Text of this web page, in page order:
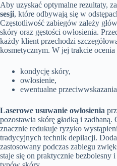
Aby uzyskać optymalne rezultaty,
sesji, które odbywają się w
Częstotliwość zabiegów zależy
skóry oraz gęstości owłosienia.
każdy klient przechodzi
kosmetycznym. W jej trakcie ocenia
kondycję skóry,
owłosienie,
ewentualne
Laserowe usuwanie owłosienia
pozostawia skórę gładką i
znacznie redukuje ryzyko
tradycyjnych technik depilacji.
zastosowany podczas zabiegu
staje się on praktycznie bezbolesny